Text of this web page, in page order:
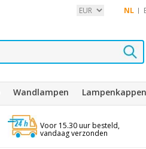
NL
Wandlampen Lampenkappen
Voor 15.30 uur besteld,
vandaag verzonden